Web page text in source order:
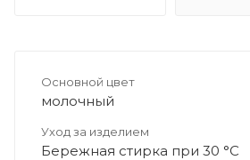
Основной цвет
молочный
Уход за изделием
Бережная стирка при 30 °C